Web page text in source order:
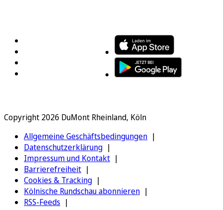
Copyright 2026 DuMont Rheinland, Köln
Allgemeine Geschäftsbedingungen
Datenschutzerklärung
Impressum und Kontakt
Barrierefreiheit
Cookies & Tracking
Kölnische Rundschau abonnieren
RSS-Feeds